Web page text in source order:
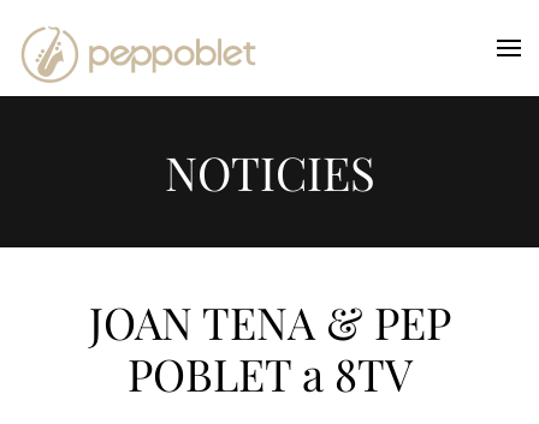
Skip to main content
NOTICIES
JOAN TENA & PEP
POBLET a 8TV